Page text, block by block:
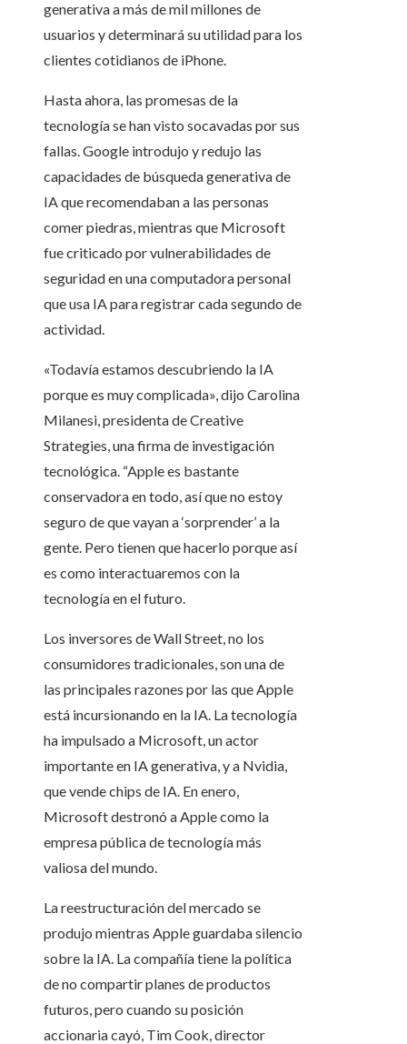
generativa a más de mil millones de
usuarios y determinará su utilidad para los
clientes cotidianos de iPhone.
Hasta ahora, las promesas de la
tecnología se han visto socavadas por sus
fallas. Google introdujo y redujo las
capacidades de búsqueda generativa de
IA que recomendaban a las personas
comer piedras, mientras que Microsoft
fue criticado por vulnerabilidades de
seguridad en una computadora personal
que usa IA para registrar cada segundo de
actividad.
«Todavía estamos descubriendo la IA
porque es muy complicada», dijo Carolina
Milanesi, presidenta de Creative
Strategies, una firma de investigación
tecnológica. “Apple es bastante
conservadora en todo, así que no estoy
seguro de que vayan a ‘sorprender’ a la
gente. Pero tienen que hacerlo porque así
es como interactuaremos con la
tecnología en el futuro.
Los inversores de Wall Street, no los
consumidores tradicionales, son una de
las principales razones por las que Apple
está incursionando en la IA. La tecnología
ha impulsado a Microsoft, un actor
importante en IA generativa, y a Nvidia,
que vende chips de IA. En enero,
Microsoft destronó a Apple como la
empresa pública de tecnología más
valiosa del mundo.
La reestructuración del mercado se
produjo mientras Apple guardaba silencio
sobre la IA. La compañía tiene la política
de no compartir planes de productos
futuros, pero cuando su posición
accionaria cayó, Tim Cook, director